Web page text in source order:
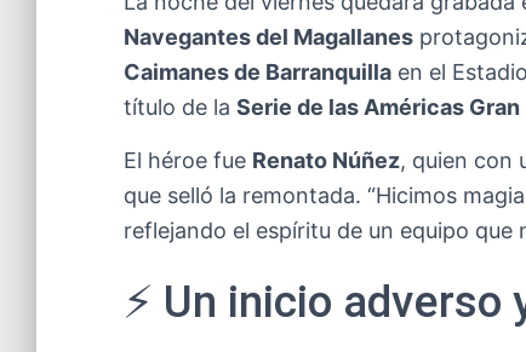
Navegantes del Magallanes
Caimanes de Barranquilla en el
título de la Serie de las Américas
El héroe fue Renato Núñez, quien con
que selló la remontada. “Hicimos
reflejando el espíritu de un equipo que
⚡ Un inicio